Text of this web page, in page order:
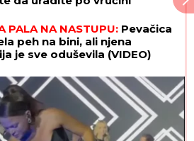
PALA NA NASTUPU: Pevačica
peh na bini, ali njena
je sve oduševila (VIDEO)